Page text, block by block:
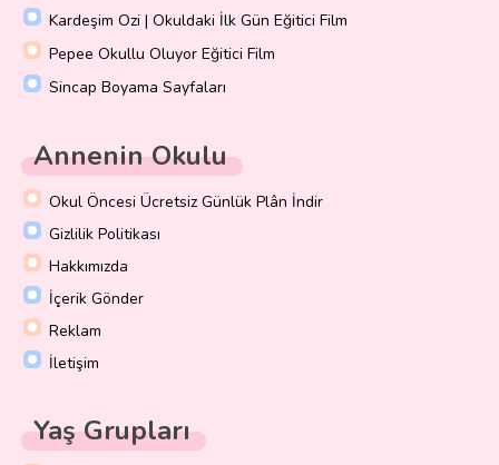
Kardeşim Ozi | Okuldaki İlk Gün Eğitici Film
Pepee Okullu Oluyor Eğitici Film
Sincap Boyama Sayfaları
Annenin Okulu
Okul Öncesi Ücretsiz Günlük Plân İndir
Gizlilik Politikası
Hakkımızda
İçerik Gönder
Reklam
İletişim
Yaş Grupları